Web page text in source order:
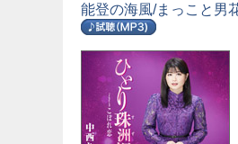
能登の海風/まっこと男